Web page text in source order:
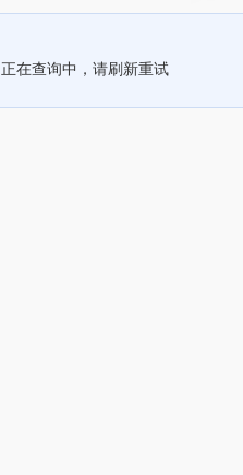
正在查询中，请刷新重试